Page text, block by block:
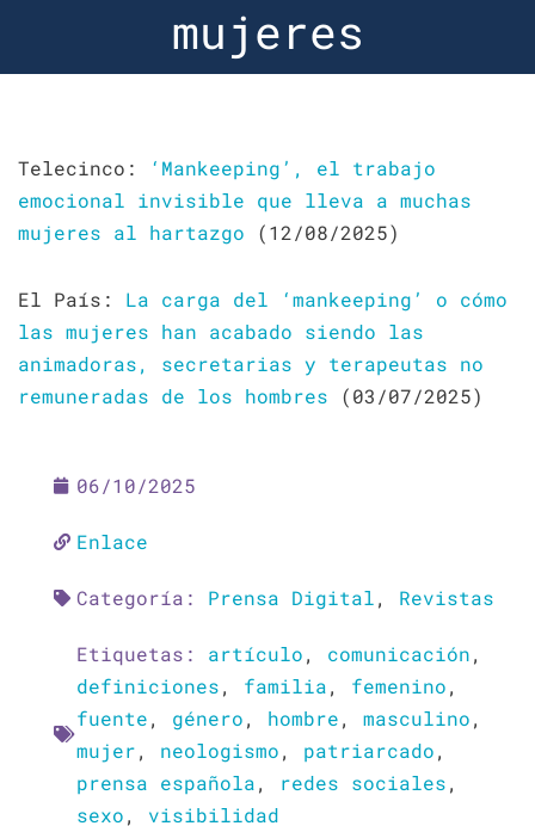
mujeres
Telecinco:
‘Mankeeping’, el trabajo
emocional invisible que lleva a muchas
mujeres al hartazgo (12/08/2025)
El País: La carga del ‘mankeeping’ o cómo
las mujeres han acabado siendo las
animadoras, secretarias y terapeutas no
remuneradas de los hombres (03/07/2025)
06/10/2025
Enlace
Categoría: Prensa Digital, Revistas
Etiquetas: artículo, comunicación,
definiciones, familia, femenino,
fuente, género, hombre, masculino,
mujer, neologismo, patriarcado,
prensa española, redes sociales,
sexo, visibilidad